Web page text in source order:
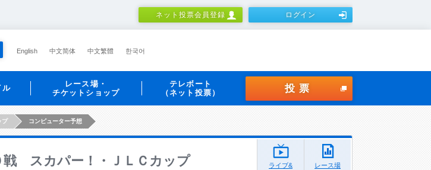
ネット投票会員登録 ログイン
English 中文简体 中文繁體 한국어
ル
レース場・
チケットショップ
テレボート
（ネット投票）
投票
プ コンピューター予想
戦 スカパー！・ＪＬＣカップ
ライブ&
レース場